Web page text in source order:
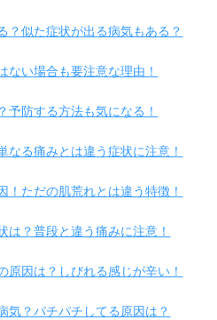
？似た症状が出る病気もある？
ない場合も要注意な理由！
予防する方法も気になる！
なる痛みとは違う症状に注意！
！ただの肌荒れとは違う特徴！
は？普段と違う痛みに注意！
原因は？しびれる感じが辛い！
気？パチパチしてる原因は？